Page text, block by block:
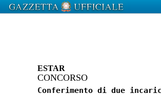
ESTAR
CONCORSO
Conferimento di due